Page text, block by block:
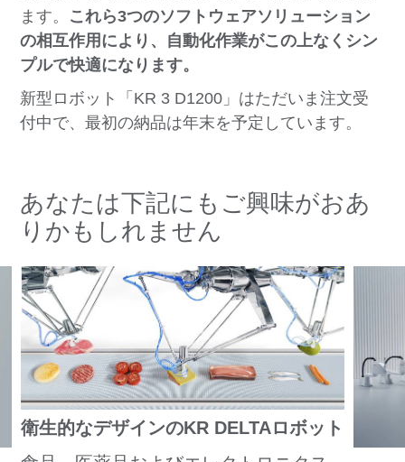
ます。 これら3つのソフトウェアソリューション
の相互作用により、自動化作業がこの上なくシン
プルで快適になります。
新型ロボット「KR 3 D1200」はただいま注文受
付中で、最初の納品は年末を予定しています。
あなたは下記にもご興味がおあ
りかもしれません
衛生的なデザインのKR DELTAロボット